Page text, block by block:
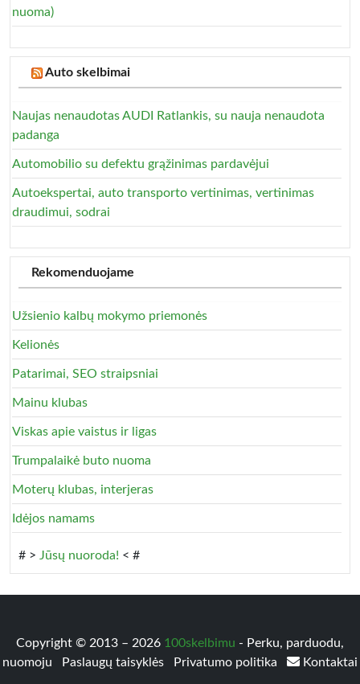
nuoma)
Auto skelbimai
Naujas nenaudotas AUDI Ratlankis, su nauja nenaudota
padanga
Automobilio su defektu grąžinimas pardavėjui
Autoekspertai, auto transporto vertinimas, vertinimas
draudimui, sodrai
Rekomenduojame
Užsienio kalbų mokymo priemonės
Kelionės
Patarimai, SEO straipsniai
Mainu klubas
Viskas apie vaistus ir ligas
Trumpalaikė buto nuoma
Moterų klubas, interjeras
Idėjos namams
# > Jūsų nuoroda! < #
Copyright © 2013 – 2026 100skelbimu - Perku, parduodu,
nuomoju
Paslaugų taisyklės Privatumo politika Kontaktai